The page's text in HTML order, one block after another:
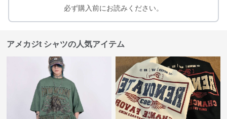
必ず購入前にお読みください。
アメカジt シャツの人気アイテム